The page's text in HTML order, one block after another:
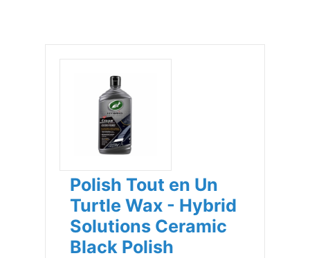
Polish Tout en Un
Turtle Wax - Hybrid
Solutions Ceramic
Black Polish